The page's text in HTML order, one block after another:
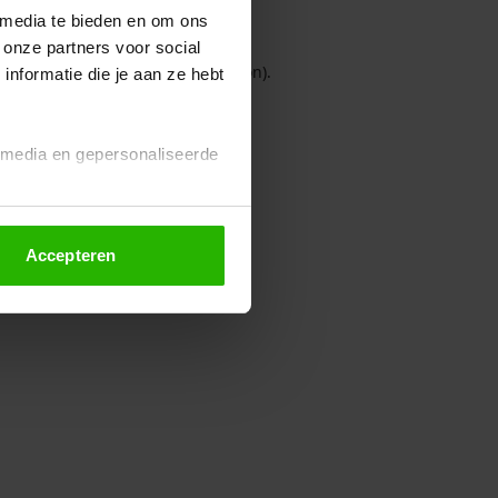
te bieden en om ons
partners voor social
die je aan ze hebt
en gepersonaliseerde
altijd wijzigen of
Accepteren
console for more information).